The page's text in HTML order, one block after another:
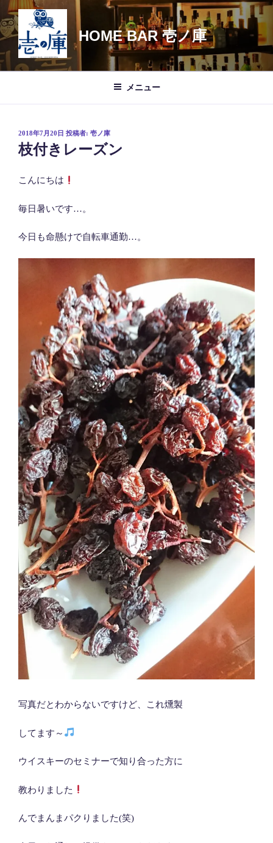
コ
ン
テ
ン
ツ
HOME BAR 壱ノ庫
メニュー
投
稿
日:
2018年7月20日 投稿者: 壱ノ庫
枝付きレーズン
こんにちは
毎日暑いです…。
今日も命懸けで自転車通勤…。
写真だとわからないですけど、これ燻製
してます～
ウイスキーのセミナーで知り合った方に
教わりました
んでまんまパクりました(笑)